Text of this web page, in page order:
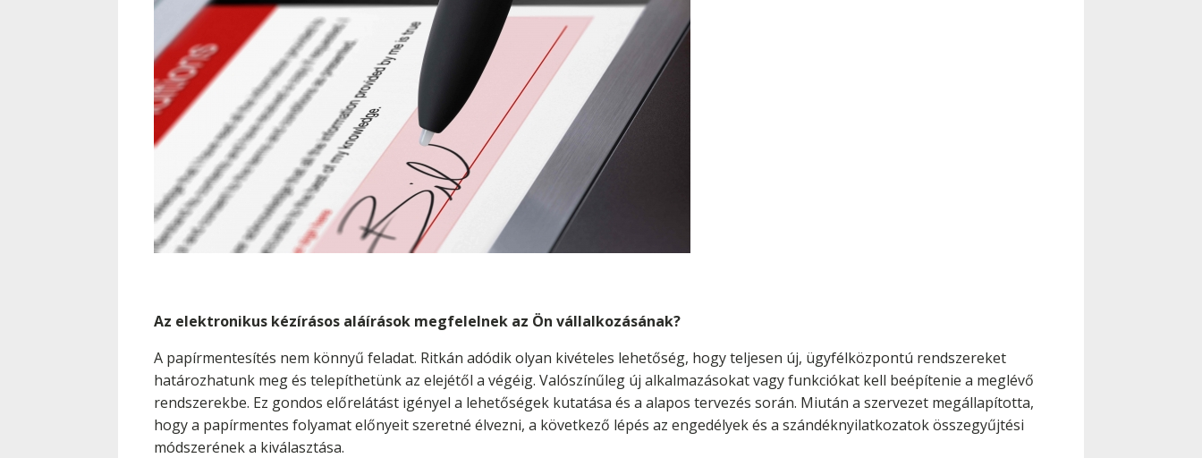
Az elektronikus kézírásos aláírások megfelelnek az Ön vállalkozásának?
A papírmentesítés nem könnyű feladat. Ritkán adódik olyan kivételes lehetőség, hogy teljesen új, ügyfélközpontú rendszereket
határozhatunk meg és telepíthetünk az elejétől a végéig. Valószínűleg új alkalmazásokat vagy funkciókat kell beépítenie a meglévő
rendszerekbe. Ez gondos előrelátást igényel a lehetőségek kutatása és a alapos tervezés során. Miután a szervezet megállapította,
hogy a papírmentes folyamat előnyeit szeretné élvezni, a következő lépés az engedélyek és a szándéknyilatkozatok összegyűjtési
módszerének a kiválasztása.